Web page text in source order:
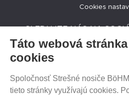
Cookies
SLEDUJTE NÁS NA
PREDAJ NA
Táto webová
cookies
Spoločnosť Strešné nosiče
tieto stránky využívajú cookies.